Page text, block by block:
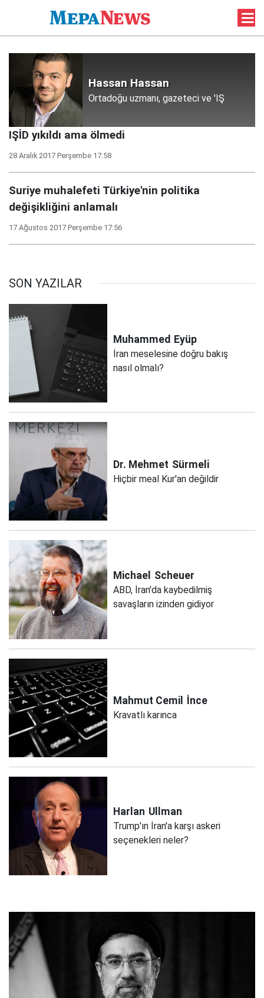
Hassan Hassan
Ortadoğu uzmanı, gazeteci ve 'IŞ
IŞİD yıkıldı ama ölmedi
28 Aralık 2017 Perşembe 17:58
Suriye muhalefeti Türkiye'nin politika
değişikliğini anlamalı
17 Ağustos 2017 Perşembe 17:56
SON YAZILAR
Muhammed Eyüp
İran meselesine doğru bakış
nasıl olmalı?
Dr. Mehmet Sürmeli
Hiçbir meal Kur'an değildir
Michael Scheuer
ABD, İran'da kaybedilmiş
savaşların izinden gidiyor
Mahmut Cemil İnce
Kravatlı karınca
Harlan Ullman
Trump'ın İran'a karşı askeri
seçenekleri neler?